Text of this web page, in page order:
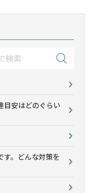
目安はどのぐらい
す。どんな対策を